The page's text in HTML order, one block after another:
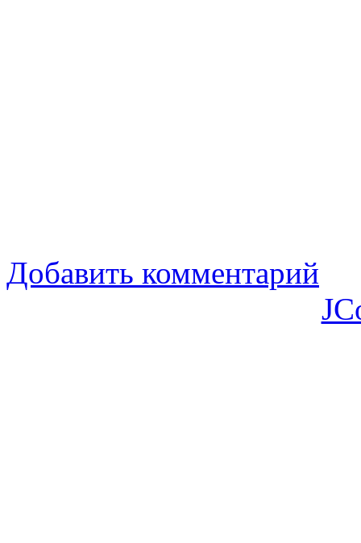
Добавить комментарий